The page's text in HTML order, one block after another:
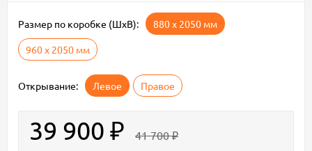
Размер по коробке (ШxВ): 880 х 2050 мм
960 х 2050 мм
Открывание: Левое Правое
39 900 ₽ 41 700₽